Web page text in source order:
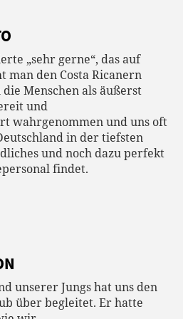
„sehr gerne“, das auf
man den Costa Ricanern
Menschen als äußerst
und
wahrgenommen und uns oft
in der tiefsten
und noch dazu perfekt
findet.
unserer Jungs hat uns den
über begleitet. Er hatte